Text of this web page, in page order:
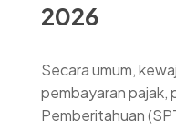
2026
Secara umum,
pembayaran pajak,
Pemberitahuan